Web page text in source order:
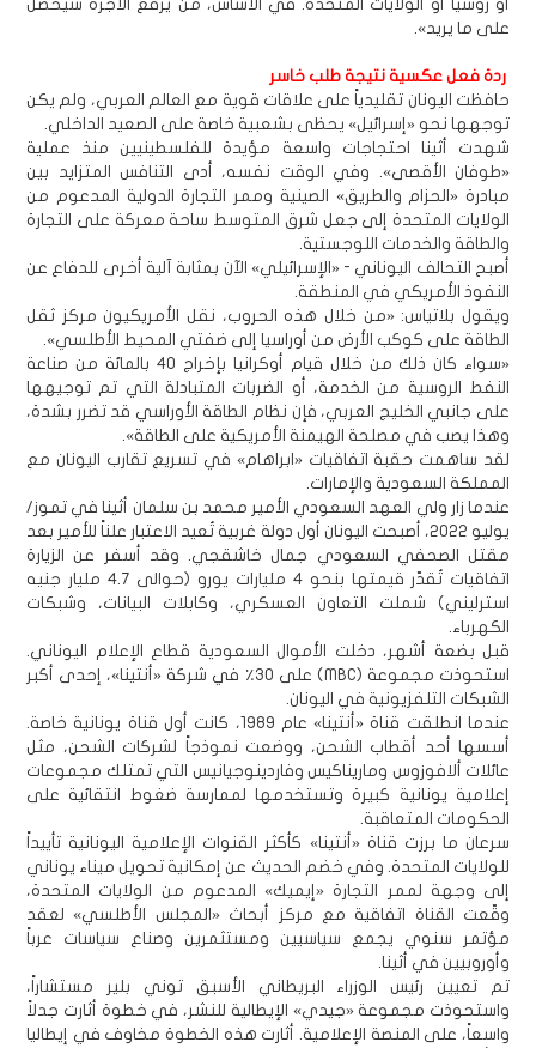
أو روسيا أو الولايات المتحدة. في الأساس، من يرفع الأجرة سيحصل
على ما يريد».
ردة فعل عكسية نتيجة طلب خاسر
حافظت اليونان تقليدياً على علاقات قوية مع العالم العربي، ولم يكن
توجهها نحو «إسرائيل» يحظى بشعبية خاصة على الصعيد الداخلي.
شهدت أثينا احتجاجات واسعة مؤيدة للفلسطينيين منذ عملية
«طوفان الأقصى». وفي الوقت نفسه، أدى التنافس المتزايد بين
مبادرة «الحزام والطريق» الصينية وممر التجارة الدولية المدعوم من
الولايات المتحدة إلى جعل شرق المتوسط ساحة معركة على التجارة
والطاقة والخدمات اللوجستية.
أصبح التحالف اليوناني - «الإسرائيلي» الآن بمثابة آلية أخرى للدفاع عن
النفوذ الأمريكي في المنطقة.
ويقول بلاتياس: «من خلال هذه الحروب، نقل الأمريكيون مركز ثقل
الطاقة على كوكب الأرض من أوراسيا إلى ضفتي المحيط الأطلسي».
«سواء كان ذلك من خلال قيام أوكرانيا بإخراج 40 بالمائة من صناعة
النفط الروسية من الخدمة، أو الضربات المتبادلة التي تم توجيهها
على جانبي الخليج العربي، فإن نظام الطاقة الأوراسي قد تضرر بشدة،
وهذا يصب في مصلحة الهيمنة الأمريكية على الطاقة».
لقد ساهمت حقبة اتفاقيات «ابراهام» في تسريع تقارب اليونان مع
المملكة السعودية والإمارات.
عندما زار ولي العهد السعودي الأمير محمد بن سلمان أثينا في تموز/
يوليو 2022، أصبحت اليونان أول دولة غربية تُعيد الاعتبار علناً للأمير بعد
مقتل الصحفي السعودي جمال خاشقجي. وقد أسفر عن الزيارة
اتفاقيات تُقدّر قيمتها بنحو 4 مليارات يورو (حوالى 4.7 مليار جنيه
استرليني) شملت التعاون العسكري، وكابلات البيانات، وشبكات
الكهرباء.
قبل بضعة أشهر، دخلت الأموال السعودية قطاع الإعلام اليوناني.
استحوذت مجموعة (MBC) على 30٪ في شركة «أنتينا»، إحدى أكبر
الشبكات التلفزيونية في اليونان.
عندما انطلقت قناة «أنتينا» عام 1989، كانت أول قناة يونانية خاصة.
أسسها أحد أقطاب الشحن، ووضعت نموذجاً لشركات الشحن، مثل
عائلات ألافوزوس وماريناكيس وفاردينوجيانيس التي تمتلك مجموعات
إعلامية يونانية كبيرة وتستخدمها لممارسة ضغوط انتقائية على
الحكومات المتعاقبة.
سرعان ما برزت قناة «أنتينا» كأكثر القنوات الإعلامية اليونانية تأييداً
للولايات المتحدة. وفي خضم الحديث عن إمكانية تحويل ميناء يوناني
إلى وجهة لممر التجارة «إيميك» المدعوم من الولايات المتحدة،
وقّعت القناة اتفاقية مع مركز أبحاث «المجلس الأطلسي» لعقد
مؤتمر سنوي يجمع سياسيين ومستثمرين وصناع سياسات عرباً
وأوروبيين في أثينا.
تم تعيين رئيس الوزراء البريطاني الأسبق توني بلير مستشاراً،
واستحوذت مجموعة «جيدي» الإيطالية للنشر، في خطوة أثارت جدلاً
واسعاً، على المنصة الإعلامية. أثارت هذه الخطوة مخاوف في إيطاليا